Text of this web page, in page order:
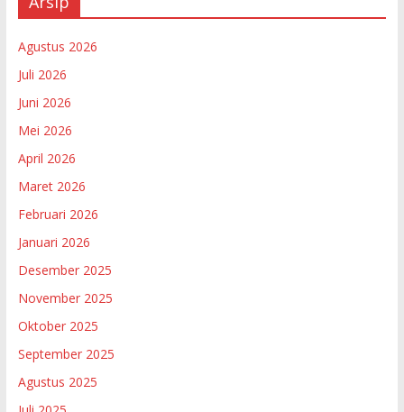
Agustus 2026
Juli 2026
Juni 2026
Mei 2026
April 2026
Maret 2026
Februari 2026
Januari 2026
Desember 2025
November 2025
Oktober 2025
September 2025
Agustus 2025